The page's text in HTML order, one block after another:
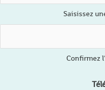
Saisissez
Confirmez